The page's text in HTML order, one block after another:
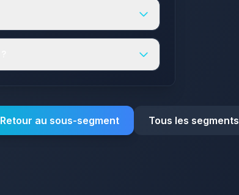
Retour au sous-segment Tous les segments